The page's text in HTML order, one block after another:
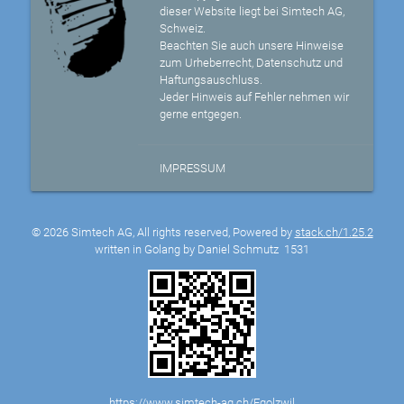
dieser Website liegt bei Simtech AG,
Schweiz.
Beachten Sie auch unsere Hinweise
zum Urheberrecht, Datenschutz und
Haftungsauschluss.
Jeder Hinweis auf Fehler nehmen wir
gerne entgegen.
IMPRESSUM
© 2026 Simtech AG, All rights reserved, Powered by stack.ch/1.25.2
written in Golang by Daniel Schmutz 1531